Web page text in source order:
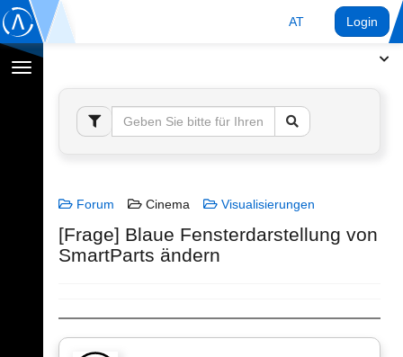
AT Login
Navigation
umschalten
Forum Cinema Visualisierungen
[Frage] Blaue Fensterdarstellung von
SmartParts ändern